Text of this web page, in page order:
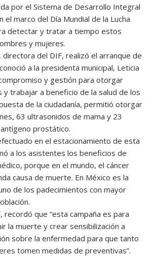
por el Sistema de Desarrollo Integral
el marco del Día Mundial de la Lucha
detectar y tratar a tiempo estos
y mujeres.
directora del DIF, realizó el arranque de
a la presidenta municipal, Leticia
y gestión para otorgar
trabajar a beneficio de la salud de los
de la ciudadanía, permitió otorgar
63 ultrasonidos de mama y 23
prostático.
en el estacionamiento de esta
a los asistentes los beneficios de
porque en el mundo, el cáncer
causa de muerte. En México es la
de los padecimientos con mayor
recordó que “esta campaña es para
la muerte y crear sensibilización a
sobre la enfermedad para que tanto
tomen medidas de preventivas”.